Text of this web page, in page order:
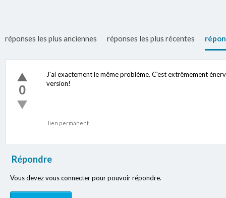
réponses les plus anciennes réponses les plus récentes
0
J'ai exactement le même problème. C'est extrêmement
version!
lien permanent
Répondre
Vous devez vous connecter pour pouvoir répondre.